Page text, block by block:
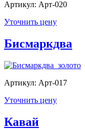
Артикул: Арт-020
Уточнить цену
Бисмаркдва
Артикул: Арт-017
Уточнить цену
Кавай